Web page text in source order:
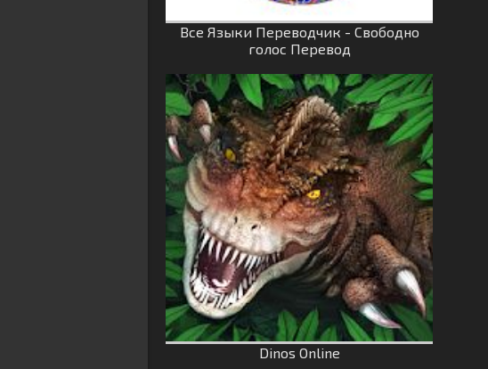
Все Языки Переводчик - Свободно
голос Перевод
Dinos Online